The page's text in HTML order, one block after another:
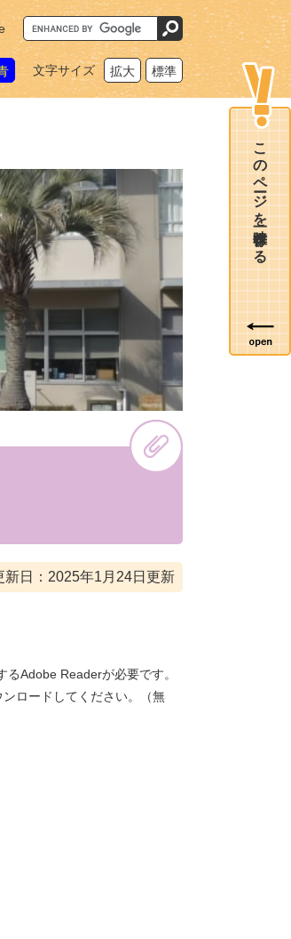
G
o
o
カ
文字サイズ 拡大 標準
新日：2025年1月24日更新
Adobe Readerが必要です。
ロードしてください。（無
このページを一時保存する